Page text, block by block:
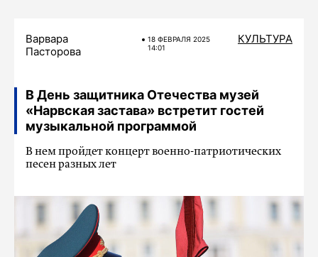
Варвара
Пасторова
18 ФЕВРАЛЯ 2025
14:01
КУЛЬТУРА
В День защитника Отечества музей
«Нарвская застава» встретит гостей
музыкальной программой
В нем пройдет концерт военно-патриотических
песен разных лет